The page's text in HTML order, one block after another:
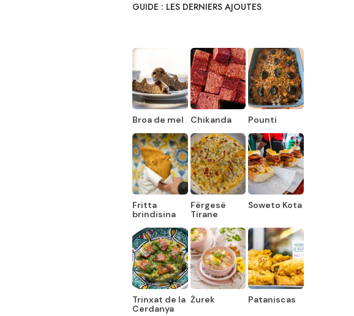
GUIDE : LES DERNIERS AJOUTES
Broa de mel Chikanda Pounti
Fritta
brindisina
Fërgesë
Tirane
Soweto Kota
Trinxat de la
Cerdanya
Żurek Pataniscas